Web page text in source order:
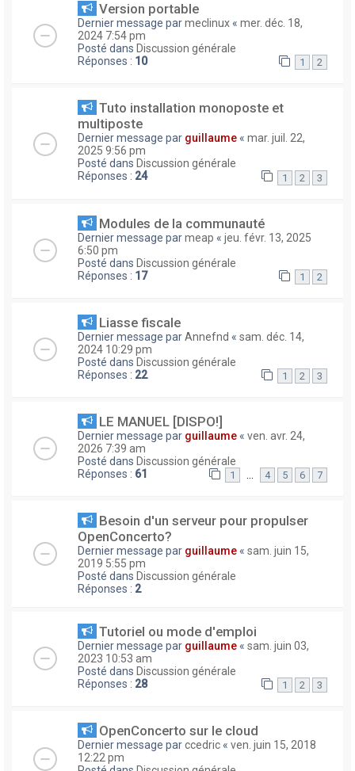
Version portable
Dernier message parmeclinux « mer. déc. 18,
2024 7:54 pm
Posté dans Discussion générale
Réponses : 10 1 2
Tuto installation monoposte et
multiposte
Dernier message par guillaume « mar. juil. 22,
2025 9:56 pm
Posté dans Discussion générale
Réponses : 24 1 2 3
Modules de la communauté
Dernier message parmeap « jeu. févr. 13, 2025
6:50 pm
Posté dans Discussion générale
Réponses : 17 1 2
Liasse fiscale
Dernier message parAnnefnd « sam. déc. 14,
2024 10:29 pm
Posté dans Discussion générale
Réponses : 22 1 2 3
LE MANUEL [DISPO!]
Dernier message par guillaume « ven. avr. 24,
2026 7:39 am
Posté dans Discussion générale
Réponses : 61 1 … 4 5 6 7
Besoin d'un serveur pour propulser
OpenConcerto?
Dernier message par guillaume « sam. juin 15,
2019 5:55 pm
Posté dans Discussion générale
Réponses : 2
Tutoriel ou mode d'emploi
Dernier message par guillaume « sam. juin 03,
2023 10:53 am
Posté dans Discussion générale
Réponses : 28 1 2 3
OpenConcerto sur le cloud
Dernier message parccedric « ven. juin 15, 2018
12:22 pm